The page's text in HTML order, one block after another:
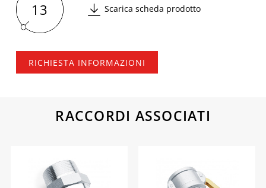
13 Scarica scheda prodotto
RICHIESTA INFORMAZIONI
RACCORDI ASSOCIATI